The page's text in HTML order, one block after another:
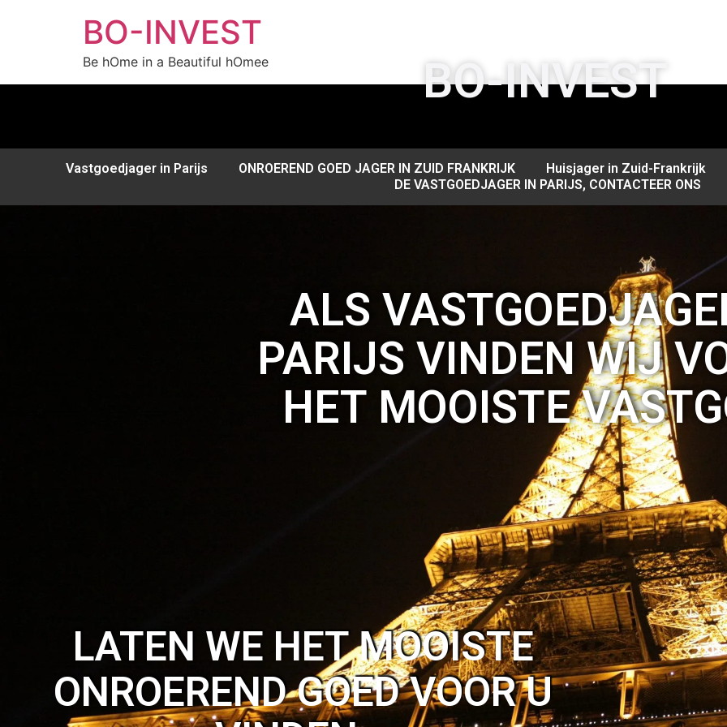
BO-INVEST
Be hOme in a Beautiful hOmee BO-INVEST
Vastgoedjager in Parijs ONROEREND GOED JAGER IN ZUID FRANKRIJK
Huisjager in Zuid-Frankrijk
DE VASTGOEDJAGER IN PARIJS, CONTACTEER ONS
ALS
PARIJS VINDEN WIJ
HET MOOISTE
LATEN WE HET MOOISTE
ONROEREND GOED VOOR U